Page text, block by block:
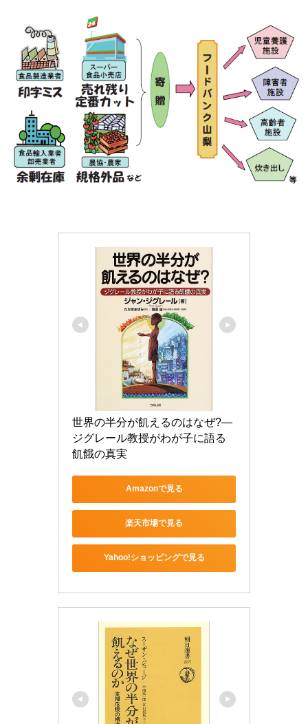
世界の半分が飢えるのはなぜ?―
ジグレール教授がわが子に語る
飢餓の真実
Amazonで見る
楽天市場で見る
Yahoo!ショッピングで見る